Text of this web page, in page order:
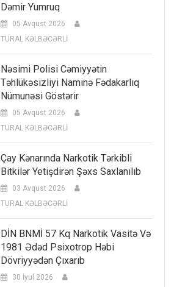
Dəmir Yumruq
05 Avqust 2026
TURAL KƏLBƏCƏRLİ
Nəsimi Polisi Cəmiyyətin
Təhlükəsizliyi Naminə Fədakarlıq
Nümunəsi Göstərir
05 Avqust 2026
TURAL KƏLBƏCƏRLİ
Çay Kənarında Narkotik Tərkibli
Bitkilər Yetişdirən Şəxs Saxlanılıb
03 Avqust 2026
TURAL KƏLBƏCƏRLİ
DİN BNMİ 57 Kq Narkotik Vasitə Və
1981 Ədəd Psixotrop Həbi
Dövriyyədən Çıxarıb
30 İyul 2026